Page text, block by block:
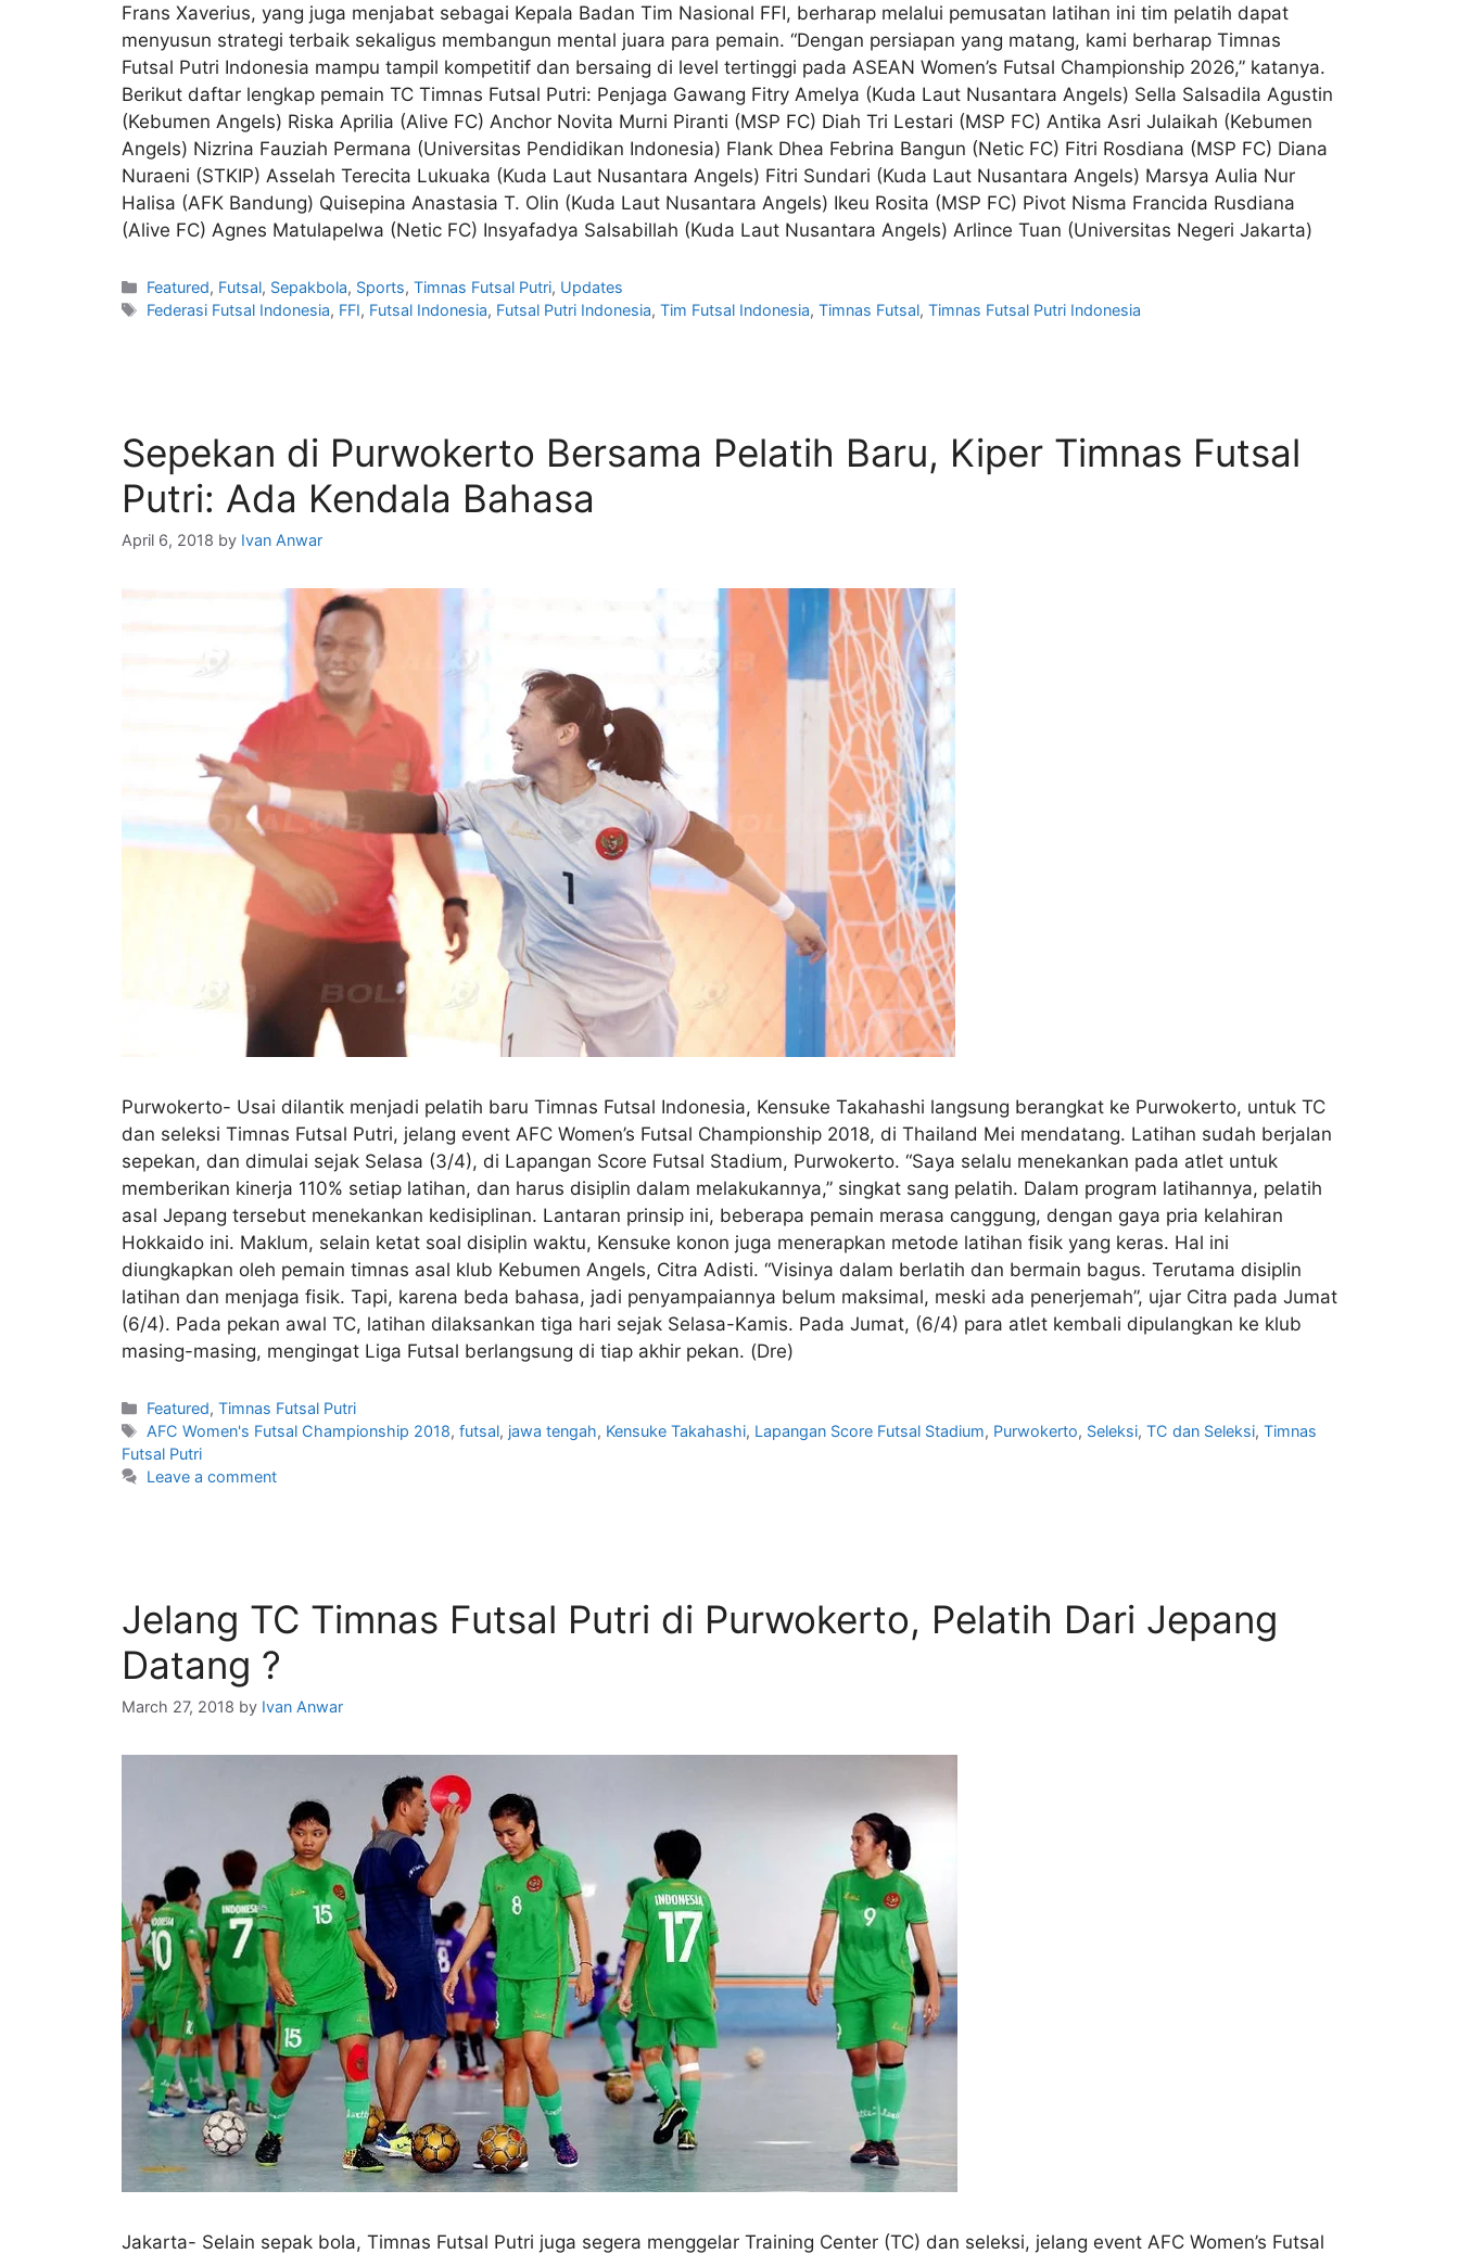
Frans Xaverius, yang juga menjabat sebagai Kepala Badan Tim Nasional FFI, berharap melalui pemusatan latihan ini tim pelatih dapat
menyusun strategi terbaik sekaligus membangun mental juara para pemain. “Dengan persiapan yang matang, kami berharap Timnas
Futsal Putri Indonesia mampu tampil kompetitif dan bersaing di level tertinggi pada ASEAN Women’s Futsal Championship 2026,” katanya.
Berikut daftar lengkap pemain TC Timnas Futsal Putri: Penjaga Gawang Fitry Amelya (Kuda Laut Nusantara Angels) Sella Salsadila Agustin
(Kebumen Angels) Riska Aprilia (Alive FC) Anchor Novita Murni Piranti (MSP FC) Diah Tri Lestari (MSP FC) Antika Asri Julaikah (Kebumen
Angels) Nizrina Fauziah Permana (Universitas Pendidikan Indonesia) Flank Dhea Febrina Bangun (Netic FC) Fitri Rosdiana (MSP FC) Diana
Nuraeni (STKIP) Asselah Terecita Lukuaka (Kuda Laut Nusantara Angels) Fitri Sundari (Kuda Laut Nusantara Angels) Marsya Aulia Nur
Halisa (AFK Bandung) Quisepina Anastasia T. Olin (Kuda Laut Nusantara Angels) Ikeu Rosita (MSP FC) Pivot Nisma Francida Rusdiana
(Alive FC) Agnes Matulapelwa (Netic FC) Insyafadya Salsabillah (Kuda Laut Nusantara Angels) Arlince Tuan (Universitas Negeri Jakarta)
Featured, Futsal, Sepakbola, Sports,Timnas Futsal Putri, Updates
Federasi Futsal Indonesia, FFI, Futsal Indonesia, Futsal Putri Indonesia,Tim Futsal Indonesia,Timnas Futsal,Timnas Futsal Putri Indonesia
Sepekan di Purwokerto Bersama Pelatih Baru, Kiper Timnas Futsal
Putri: Ada Kendala Bahasa
April 6, 2018 by Ivan Anwar
Purwokerto- Usai dilantik menjadi pelatih baru Timnas Futsal Indonesia, Kensuke Takahashi langsung berangkat ke Purwokerto, untuk TC
dan seleksi Timnas Futsal Putri, jelang event AFC Women’s Futsal Championship 2018, di Thailand Mei mendatang. Latihan sudah berjalan
sepekan, dan dimulai sejak Selasa (3/4), di Lapangan Score Futsal Stadium, Purwokerto. “Saya selalu menekankan pada atlet untuk
memberikan kinerja 110% setiap latihan, dan harus disiplin dalam melakukannya,” singkat sang pelatih. Dalam program latihannya, pelatih
asal Jepang tersebut menekankan kedisiplinan. Lantaran prinsip ini, beberapa pemain merasa canggung, dengan gaya pria kelahiran
Hokkaido ini. Maklum, selain ketat soal disiplin waktu, Kensuke konon juga menerapkan metode latihan fisik yang keras. Hal ini
diungkapkan oleh pemain timnas asal klub Kebumen Angels, Citra Adisti. “Visinya dalam berlatih dan bermain bagus. Terutama disiplin
latihan dan menjaga fisik. Tapi, karena beda bahasa, jadi penyampaiannya belum maksimal, meski ada penerjemah”, ujar Citra pada Jumat
(6/4). Pada pekan awal TC, latihan dilaksankan tiga hari sejak Selasa-Kamis. Pada Jumat, (6/4) para atlet kembali dipulangkan ke klub
masing-masing, mengingat Liga Futsal berlangsung di tiap akhir pekan. (Dre)
Featured,Timnas Futsal Putri
AFC Women's Futsal Championship 2018,futsal, jawa tengah, Kensuke Takahashi, Lapangan Score Futsal Stadium, Purwokerto, Seleksi,TC dan Seleksi,Timnas
Futsal Putri
Leave a comment
Jelang TC Timnas Futsal Putri di Purwokerto, Pelatih Dari Jepang
Datang ?
March 27, 2018 by Ivan Anwar
Jakarta- Selain sepak bola, Timnas Futsal Putri juga segera menggelar Training Center (TC) dan seleksi, jelang event AFC Women’s Futsal